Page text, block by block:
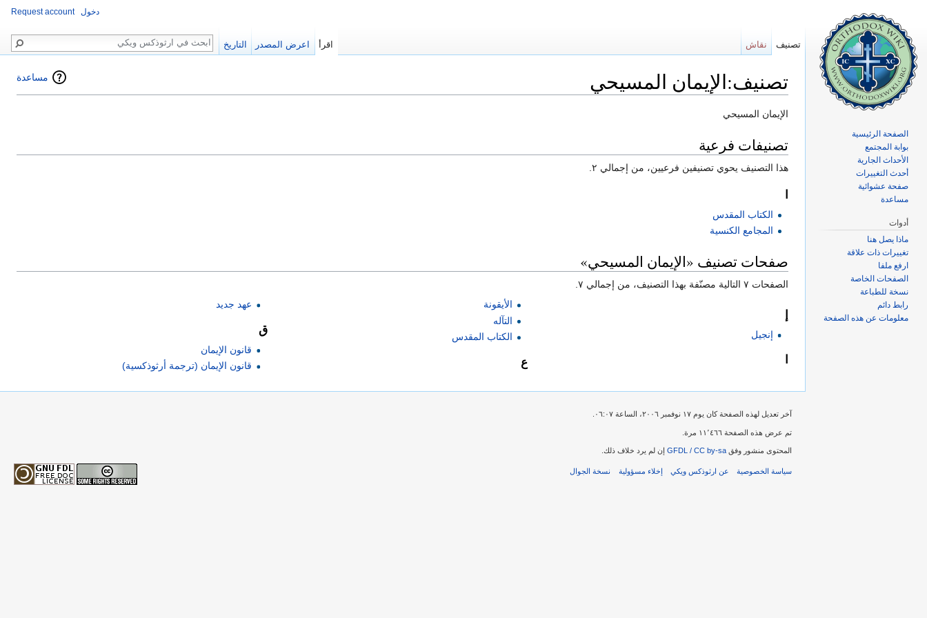
مساعدة تصنيف:الإيمان المسيحي
الإيمان المسيحي
تصنيفات فرعية
هذا التصنيف يحوي تصنيفين فرعيين، من إجمالي ٢.
الكتاب المقدس
المجامع الكنسية
صفحات تصنيف «الإيمان المسيحي»
الصفحات ٧ التالية مصنّفة بهذا التصنيف، من إجمالي ٧.
إ
إنجيل
الأيقونة
التآله
الكتاب المقدس
ع
عهد جديد
ق
قانون الإيمان
قانون الإيمان (ترجمة أرثوذكسية)
Request account دخول
نقاش تصنيف
بحث
التاريخ اعرض المصدر اقرأ
الصفحة الرئيسية
بوابة المجتمع
الأحداث الجارية
أحدث التغييرات
صفحة عشوائية
مساعدة
أدوات
ماذا يصل هنا
تغييرات ذات علاقة
ارفع ملفا
الصفحات الخاصة
نسخة للطباعة
رابط دائم
معلومات عن هذه الصفحة
آخر تعديل لهذه الصفحة كان يوم ١٧ نوفمبر ٢٠٠٦، الساعة ٠٦:٠٧.
تم عرض هذه الصفحة ١١٬٤٦٦ مرة.
المحتوى منشور وفق GFDL / CC by-sa إن لم يرد خلاف ذلك.
سياسة الخصوصية عن ارثوذكس ويكي إخلاء مسؤولية نسخة الجوال